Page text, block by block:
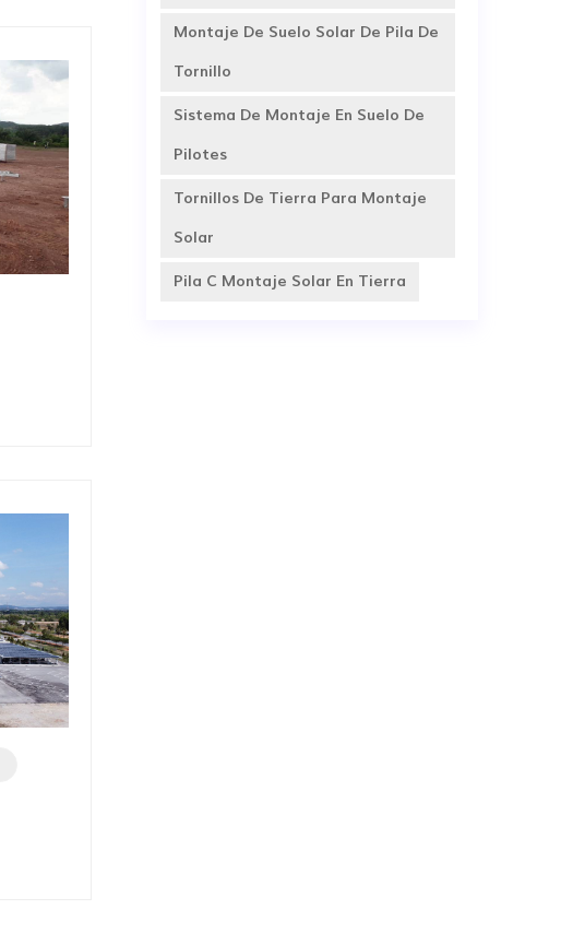
Montaje De Suelo Solar De Pila De
Tornillo
Sistema De Montaje En Suelo De
Pilotes
Tornillos De Tierra Para Montaje
Solar
Pila C Montaje Solar En Tierra